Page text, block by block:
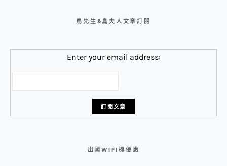
鳥先生&鳥夫人文章訂閱
Enter your email address:
出國WIFI機優惠